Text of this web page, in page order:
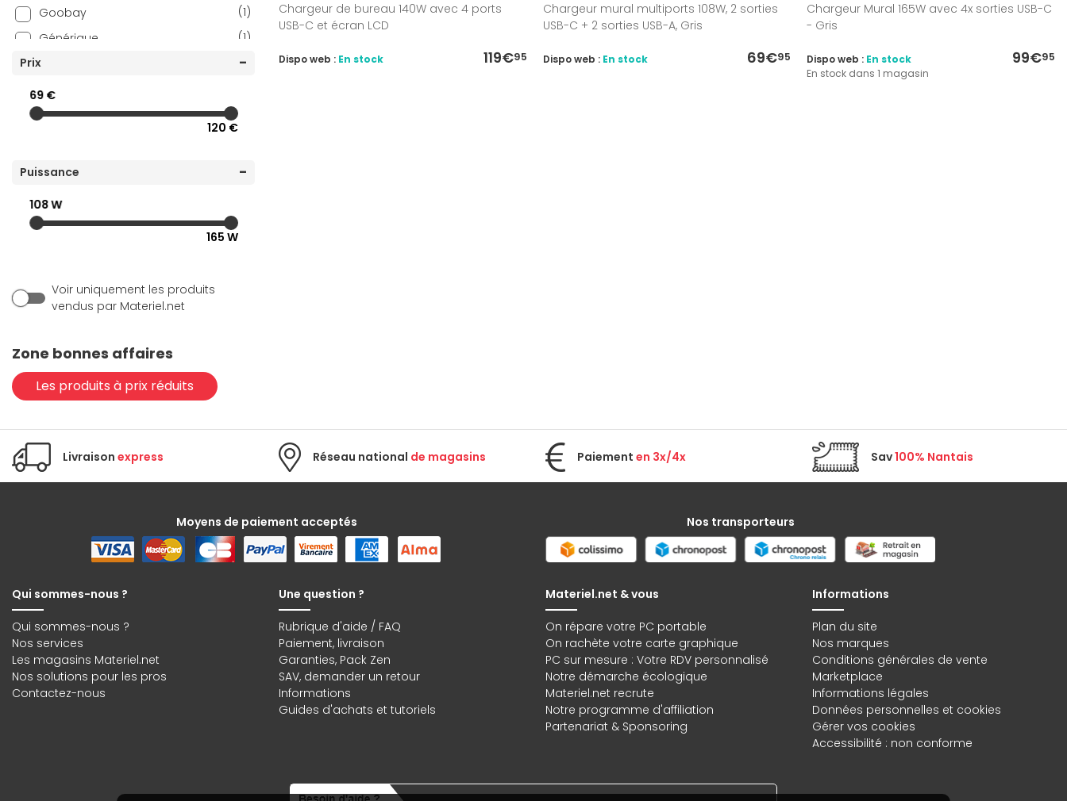
Goobay
(1)
Générique
(1)
Huawei
(1)
ICY BOX
INOVU
(5)
NEDIS
(6)
(5)
Satechi
Prix
69 €
120 €
Puissance
108 W
165 W
Voir uniquement les produits
vendus par Materiel.net
Zone bonnes affaires
Les produits à prix réduits
Chargeur de bureau 140W avec 4 ports
USB-C et écran LCD
119€95
Dispo web : En stock
Chargeur mural multiports 108W, 2 sorties
USB-C + 2 sorties USB-A, Gris
69€95
Dispo web : En stock
Chargeur Mural 165W avec 4x sorties USB-C
- Gris
99€95
Dispo web : En stock
En stock dans 1 magasin
Livraison express Réseau national de magasins Paiement en 3x/4x Sav100% Nantais
Moyens de paiement acceptés Nos transporteurs
Qui sommes-nous ?
Qui sommes-nous ?
Nos services
Les magasins Materiel.net
Nos solutions pour les pros
Contactez-nous
Une question ?
Rubrique d'aide / FAQ
Paiement, livraison
Garanties, Pack Zen
SAV, demander un retour
Informations
Guides d'achats et tutoriels
Materiel.net & vous
On répare votre PC portable
On rachète votre carte graphique
PC sur mesure : Votre RDV personnalisé
Notre démarche écologique
Materiel.net recrute
Notre programme d'affiliation
Partenariat & Sponsoring
Informations
Plan du site
Nos marques
Conditions générales de vente
Marketplace
Informations légales
Données personnelles et cookies
Gérer vos cookies
Accessibilité : non conforme